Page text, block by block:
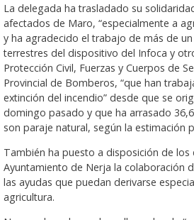
La delegada ha trasladado su
afectados de Maro, “especialmente a
y ha agradecido el trabajo de más de
terrestres del dispositivo del Infoca y
Protección Civil, Fuerzas y Cuerpos de
Provincial de Bomberos, “que han
extinción del incendio” desde que se
domingo pasado y que ha arrasado
son paraje natural, según la estimación
También ha puesto a disposición de los
Ayuntamiento de Nerja la colaboración
las ayudas que puedan derivarse
agricultura.